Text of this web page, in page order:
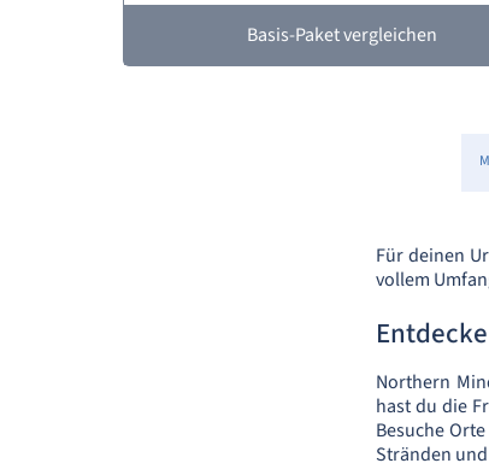
Basis-Paket vergleichen
Für deinen
vollem
Northern
hast du die
Besuche
Stränden